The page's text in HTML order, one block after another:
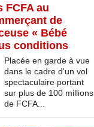
FCFA au
de
« Bébé
conditions
Placée en garde à vue
dans le cadre d'un vol
spectaculaire portant
sur plus de 100 millions
de FCFA...